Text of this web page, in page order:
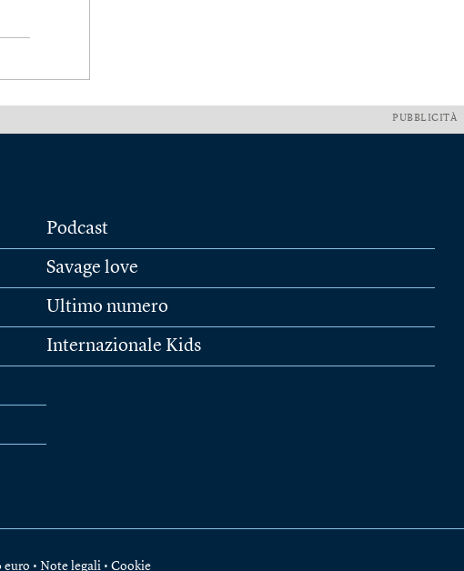
PUBBLICITÀ
Podcast
Savage love
Ultimo numero
Internazionale Kids
• Note legali • Cookie